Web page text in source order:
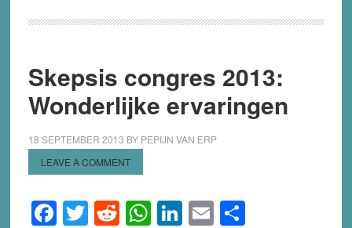
Skepsis congres 2013:
Wonderlijke ervaringen
18 SEPTEMBER 2013 BY PEPIJN VAN ERP
LEAVE A COMMENT
Facebook
Twitter
Reddit
WhatsApp
LinkedIn
EmailShare